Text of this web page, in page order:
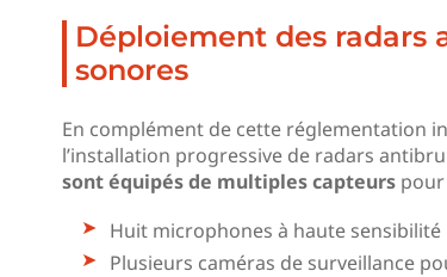
Déploiement des radars
sonores
En complément de cette réglementation
l’installation progressive de radars
sont équipés de multiples capteurs
Huit microphones à haute
Plusieurs caméras de surveillance